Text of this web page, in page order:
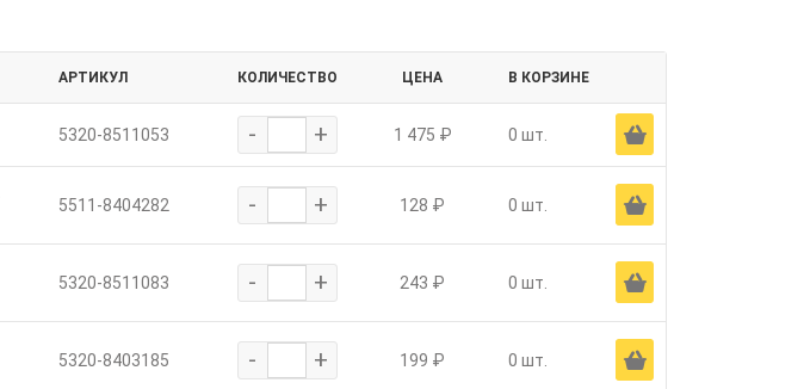
АРТИКУЛ КОЛИЧЕСТВО ЦЕНА В КОРЗИНЕ
5320-8511053 - + 1 475 ₽ 0 шт. Ä
5511-8404282 - + 128 ₽ 0 шт. Ä
5320-8511083 - + 243 ₽ 0 шт. Ä
5320-8403185 - + 199 ₽ 0 шт. Ä